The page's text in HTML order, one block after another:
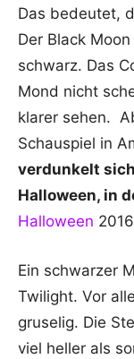
Das bedeutet,
Der Black
schwarz. Das
Mond nicht
klarer sehen.
Schauspiel in
verdunkelt
Halloween, in
Halloween
Ein schwarzer
Twilight. Vor
gruselig. Die
viel heller als